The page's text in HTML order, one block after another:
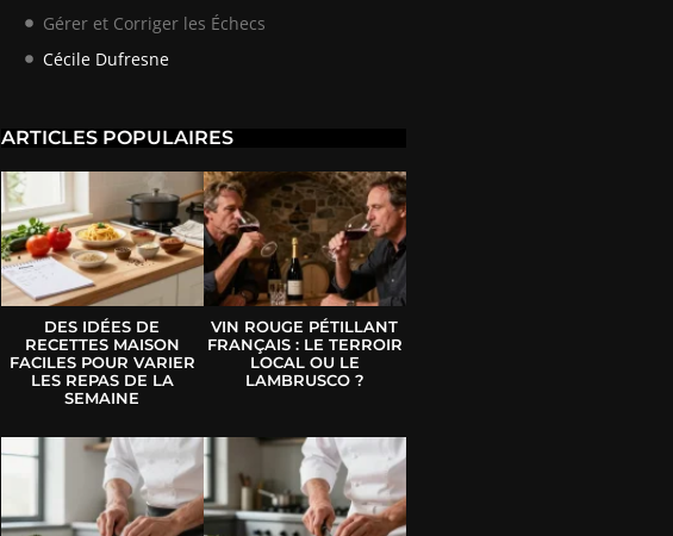
Gérer et Corriger les Échecs
Cécile Dufresne
ARTICLES POPULAIRES
DES IDÉES DE
RECETTES MAISON
FACILES POUR VARIER
LES REPAS DE LA
SEMAINE
VIN ROUGE PÉTILLANT
FRANÇAIS : LE TERROIR
LOCAL OU LE
LAMBRUSCO ?